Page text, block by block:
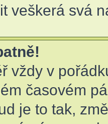
veškerá svá
vždy v
časovém
je to tak,